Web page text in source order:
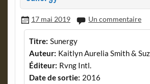
17 mai 2019 Un commentaire
Titre: Sunergy
Auteur: Kaitlyn Aurelia Smith &
Éditeur: Rvng Intl.
Date de sortie: 2016